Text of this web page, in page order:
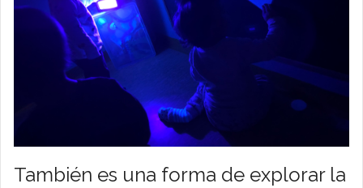
También es una forma de explorar la